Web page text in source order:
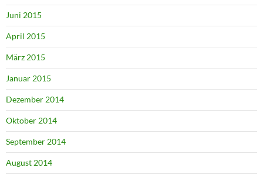
Juni 2015
April 2015
März 2015
Januar 2015
Dezember 2014
Oktober 2014
September 2014
August 2014